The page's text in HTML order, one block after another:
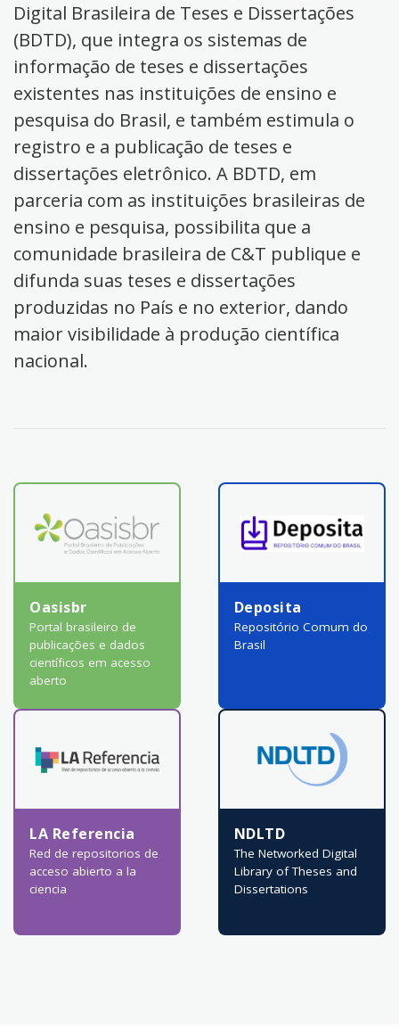
Digital Brasileira de Teses e Dissertações
(BDTD), que integra os sistemas de
informação de teses e dissertações
existentes nas instituições de ensino e
pesquisa do Brasil, e também estimula o
registro e a publicação de teses e
dissertações eletrônico. A BDTD, em
parceria com as instituições brasileiras de
ensino e pesquisa, possibilita que a
comunidade brasileira de C&T publique e
difunda suas teses e dissertações
produzidas no País e no exterior, dando
maior visibilidade à produção científica
nacional.
Oasisbr
Portal brasileiro de
publicações e dados
científicos em acesso
aberto
Deposita
Repositório Comum do
Brasil
LA Referencia
Red de repositorios de
acceso abierto a la
ciencia
NDLTD
The Networked Digital
Library of Theses and
Dissertations